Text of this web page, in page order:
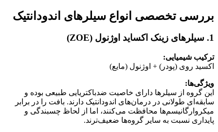
بررسی تخصصی انواع سیلرهای اندودانتیک
1. سیلرهای زینک اکساید اوژنول (ZOE)
ترکیب شیمیایی:
اکسید روی (پودر) + اوژنول (مایع)
ویژگی‌ها:
این گروه از سیلرها دارای خاصیت ضدباکتریایی طبیعی بوده و
سابقه‌ای طولانی در درمان‌های اندودانتیک دارند. بافت را در برابر
میکروارگانیسم‌ها محافظت می‌کنند، اما از لحاظ چسبندگی و
پایداری نسبت به سایر گروه‌ها ضعیف‌ترند.